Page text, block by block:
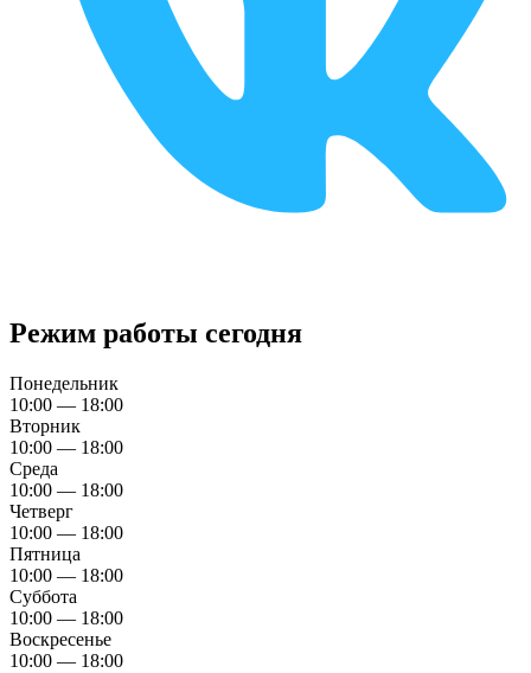
Режим работы сегодня
Понедельник
10:00 — 18:00
Вторник
10:00 — 18:00
Среда
10:00 — 18:00
Четверг
10:00 — 18:00
Пятница
10:00 — 18:00
Суббота
10:00 — 18:00
Воскресенье
10:00 — 18:00